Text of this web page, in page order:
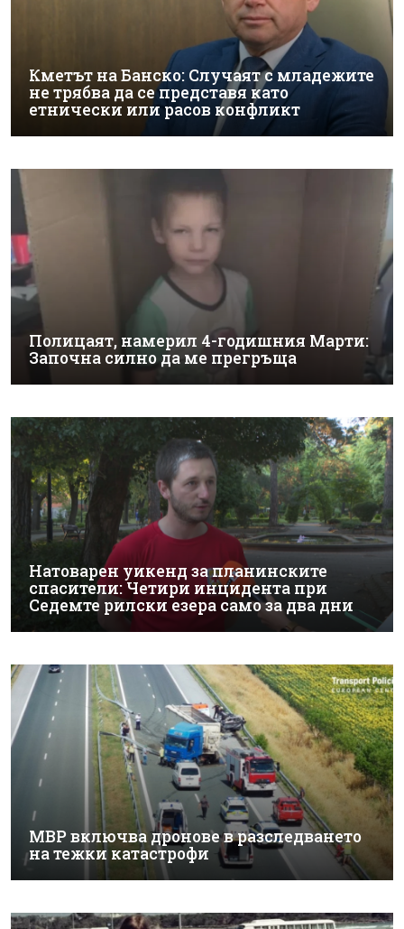
Кметът на Банско: Случаят с младежите
не трябва да се представя като
етнически или расов конфликт
Полицаят, намерил 4-годишния Марти:
Започна силно да ме прегръща
Натоварен уикенд за планинските
спасители: Четири инцидента при
Седемте рилски езера само за два дни
МВР включва дронове в разследването
на тежки катастрофи